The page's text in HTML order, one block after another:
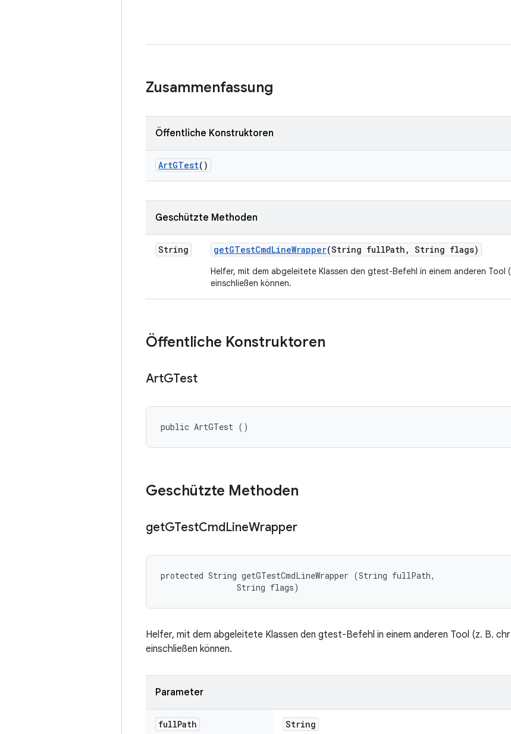
Zusammenfassung
Öffentliche Konstruktoren
ArtGTest()
Geschützte Methoden
String getGTestCmdLineWrapper(String fullPath , String flags)
Helfer, mit dem abgeleitete Klassen den gtest-Befehl in einem anderen
einschließen können.
Öffentliche Konstruktoren
ArtGTest
public ArtGTest ()
Geschützte Methoden
getGTestCmdLineWrapper
protected String getGTestCmdLineWrapper (String fullPath,
                String flags)
Helfer, mit dem abgeleitete Klassen den gtest-Befehl in einem anderen Tool (z. B.
einschließen können.
Parameter
fullPath String